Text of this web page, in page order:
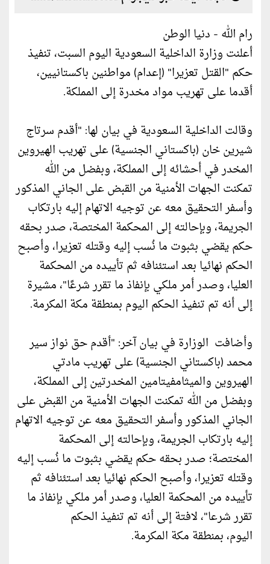
رام الله - دنيا الوطن
أعلنت وزارة الداخلية السعودية اليوم السبت، تنفيذ
حكم "القتل تعزيرا" (إعدام) مواطنين باكستانيين،
أقدما على تهريب مواد مخدرة إلى المملكة.
وقالت الداخلية السعودية في بيان لها: "أقدم سرتاج
شيرين خان (باكستاني الجنسية) على تهريب الهيروين
المخدر في أحشائه إلى المملكة، وبفضل من الله
تمكنت الجهات الأمنية من القبض على الجاني المذكور
وأسفر التحقيق معه عن توجيه الاتهام إليه بارتكاب
الجريمة، وبإحالته إلى المحكمة المختصة، صدر بحقه
حكم يقضي بثبوت ما نُسب إليه وقتله تعزيرا، وأصبح
الحكم نهائيا بعد استئنافه ثم تأييده من المحكمة
العليا، وصدر أمر ملكي بإنفاذ ما تقرر شرعًا"، مشيرة
إلى أنه تم تنفيذ الحكم اليوم بمنطقة مكة المكرمة.
وأضافت الوزارة في بيان آخر: "أقدم حق نواز سير
محمد (باكستاني الجنسية) على تهريب مادتي
الهيروين والميثامفيتامين المخدرتين إلى المملكة،
وبفضل من الله تمكنت الجهات الأمنية من القبض على
الجاني المذكور وأسفر التحقيق معه عن توجيه الاتهام
إليه بارتكاب الجريمة، وبإحالته إلى المحكمة
المختصة؛ صدر بحقه حكم يقضي بثبوت ما نُسب إليه
وقتله تعزيرا، وأصبح الحكم نهائيا بعد استئنافه ثم
تأييده من المحكمة العليا، وصدر أمر ملكي بإنفاذ ما
تقرر شرعا"، لافتة إلى أنه تم تنفيذ الحكم
اليوم، بمنطقة مكة المكرمة.